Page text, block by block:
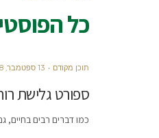
כל
תוכן מקודם 13 ספטמבר, 2018
ספורט גלישת
כמו דברים רבים בחיים, גם ספורט גלישת